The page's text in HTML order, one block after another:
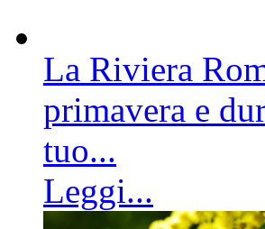
La Riviera
primavera e
tuo...
Leggi...